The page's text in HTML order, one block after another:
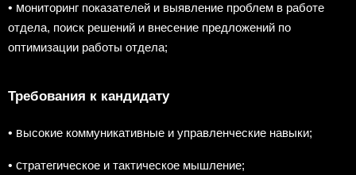
• мониторинг показателей и выявление проблем в работе
отдела, поиск решений и внесение предложений по
оптимизации работы отдела;
Требования к кандидату
• высокие коммуникативные и управленческие навыки;
• стратегическое и тактическое мышление;